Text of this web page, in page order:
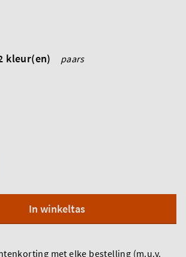
kleur(en) paars
In winkeltas
met elke bestelling (m.u.v.